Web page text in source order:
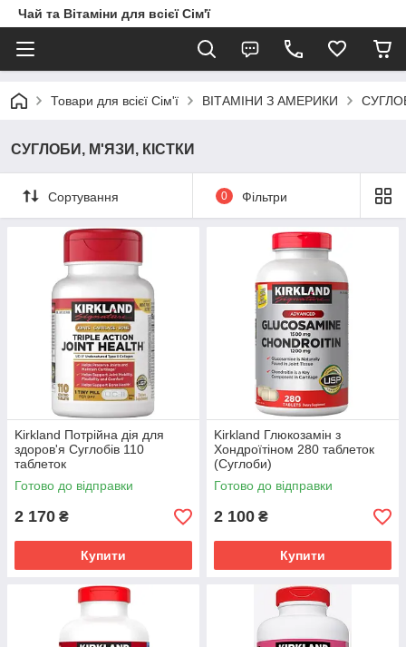
Чай та Вітаміни для всієї Сім'ї
Товари для всієї Сім'ї ВІТАМІНИ З АМЕРИКИ
СУГЛОБИ, М'ЯЗИ, КІСТКИ
Сортування 0 Фільтри
Kirkland Потрійна дія для
здоров'я Суглобів 110
таблеток
Готово до відправки
2 170 ₴
Купити
Kirkland Глюкозамін з
Хондроїтіном 280 таблеток
(Суглоби)
Готово до відправки
2 100 ₴
Купити